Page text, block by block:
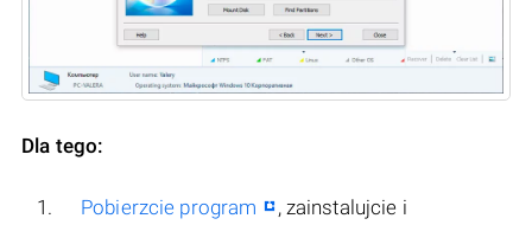
Dla tego:
Pobierzcie program
, zainstalujcie i